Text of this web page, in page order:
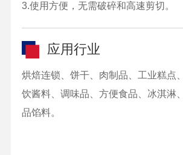
3.使用方便，无需破碎和高速剪切。
应用行业
烘焙连锁、饼干、肉制品、工业糕点
饮酱料、调味品、方便食品、冰淇淋
品馅料。